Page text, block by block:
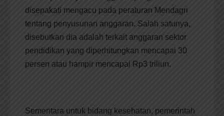
disepakati mengacu pada peraturan Mendagri
tentang penyusunan anggaran. Salah satunya,
disebutkan dia adalah terkait anggaran sektor
pendidikan yang diperhitungkan mencapai 30
persen atau hampir mencapai Rp3 triliun.
Sementara untuk bidang kesehatan, pemerintah